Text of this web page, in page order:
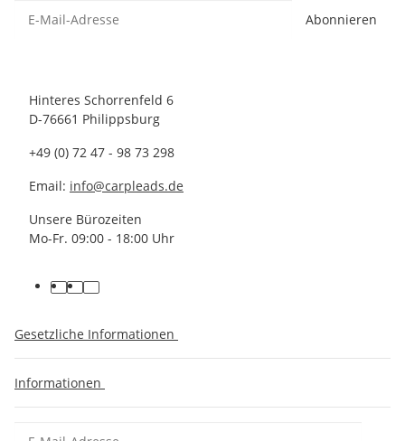
Abonnieren
Hinteres Schorrenfeld 6
D-76661 Philippsburg
+49 (0) 72 47 - 98 73 298
Email: info@carpleads.de
Unsere Bürozeiten
Mo-Fr. 09:00 - 18:00 Uhr
Gesetzliche Informationen
Informationen